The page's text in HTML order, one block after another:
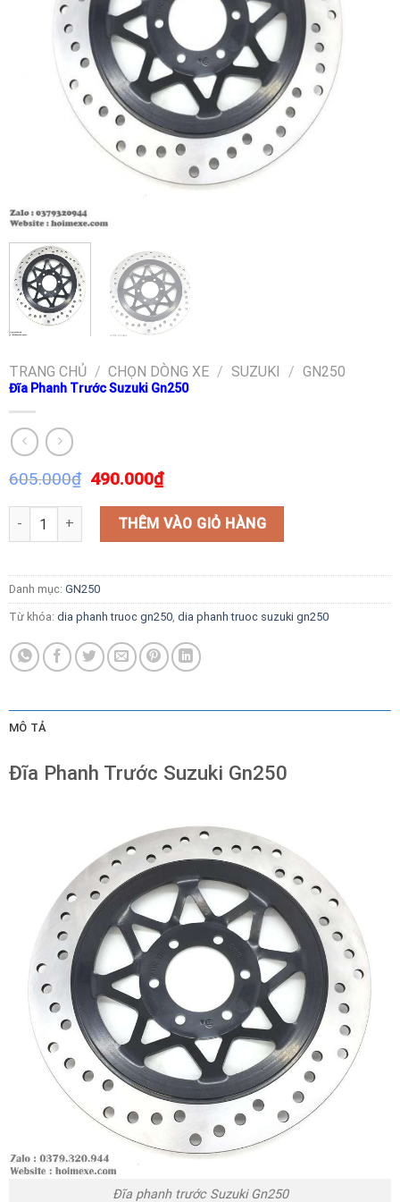
TRANG CHỦ / CHỌN DÒNG XE / SUZUKI / GN250
Đĩa Phanh Trước Suzuki Gn250
605.000₫ 490.000₫
Đĩa Phanh Trước Suzuki Gn250 số lượng
THÊM VÀO GIỎ HÀNG
Danh mục: GN250
Từ khóa: dia phanh truoc gn250, dia phanh truoc suzuki gn250
MÔ TẢ
Đĩa Phanh Trước Suzuki Gn250
Đĩa phanh trước Suzuki Gn250